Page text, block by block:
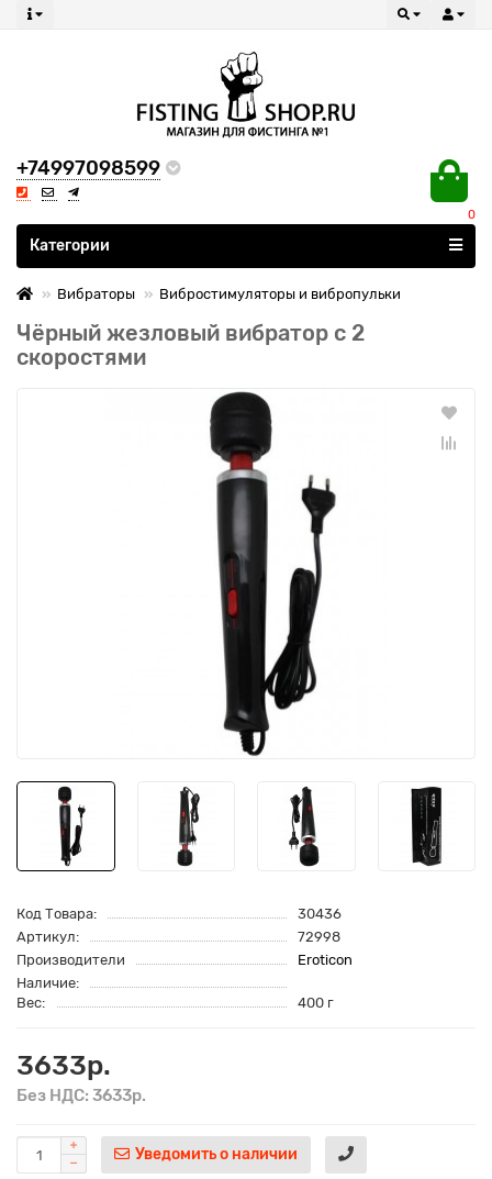
+74997098599
0
Все категории
Категории
Вибраторы Вибростимуляторы и вибропульки
Чёрный жезловый вибратор с 2
скоростями
Код Товара:
30436
Артикул:
72998
Производители
Eroticon
Наличие:
Вес:
400 г
3633р.
Без НДС: 3633р.
Уведомить о наличии